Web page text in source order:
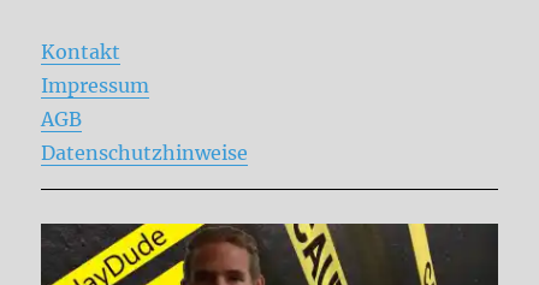
Kontakt
Impressum
AGB
Datenschutzhinweise